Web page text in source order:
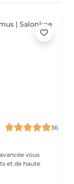
36
vous
et de haute